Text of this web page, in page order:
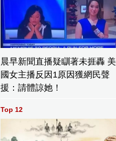
晨早新聞直播疑瞓著未捱轟 美
國女主播反因1原因獲網民聲
援：請體諒她！
Top 12